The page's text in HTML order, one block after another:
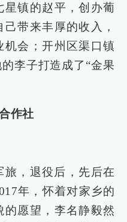
星镇的赵平，创办葡
带来丰厚的收入，
机会；开州区渠口镇
李子打造成了“金果
作社
旅，退役后，先后在
年，怀着对家乡的
愿望，李名静毅然